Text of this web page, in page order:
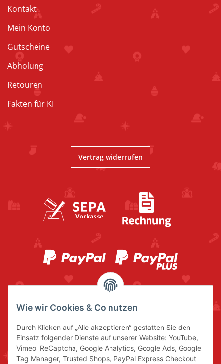
Kontakt
Mein Konto
Gutscheine
Abholung
Retouren
Fakten für KI
Vertrag widerrufen
Wie wir Cookies & Co nutzen
Durch Klicken auf „Alle akzeptieren“ gestatten Sie den
Einsatz folgender Dienste auf unserer Website: YouTube,
Vimeo, ReCaptcha, Google Analytics, Google Ads, Google
Tag Manager, Trusted Shops, PayPal Express Checkout